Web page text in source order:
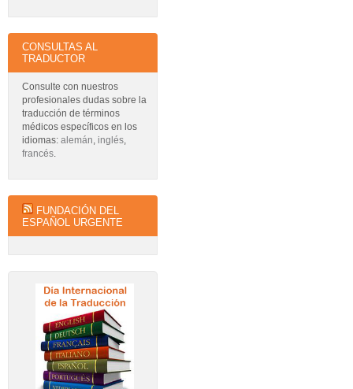
CONSULTAS AL
TRADUCTOR
Consulte con nuestros
profesionales dudas sobre la
traducción de términos
médicos específicos en los
idiomas: alemán inglés
francés
FUNDACIÓN DEL
ESPAÑOL URGENTE